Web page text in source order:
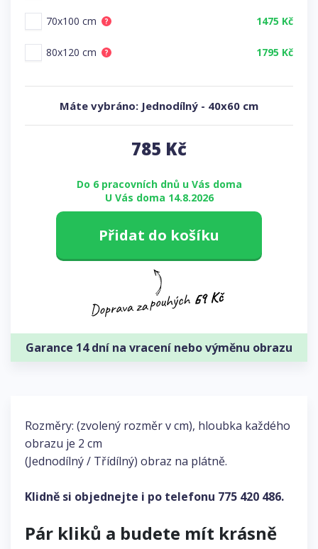
Rozměry: (zvolený rozměr v cm), hloubka každého
obrazu je 2 cm
(Jednodílný / Třídílný) obraz na plátně.
Klidně si objednejte i po telefonu 775 420 486.
Pár kliků a budete mít krásně
70x100 cm ? 1475 Kč
80x120 cm ? 1795 Kč
Máte vybráno: Jednodílný - 40x60 cm
785 Kč
Do 6 pracovních dnů u Vás doma
U Vás doma 14.8.2026
Přidat do košíku
Garance 14 dní na vracení nebo výměnu obrazu